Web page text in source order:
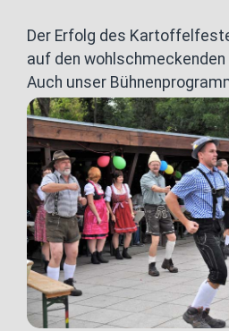
Der Erfolg des
auf den
Auch unser